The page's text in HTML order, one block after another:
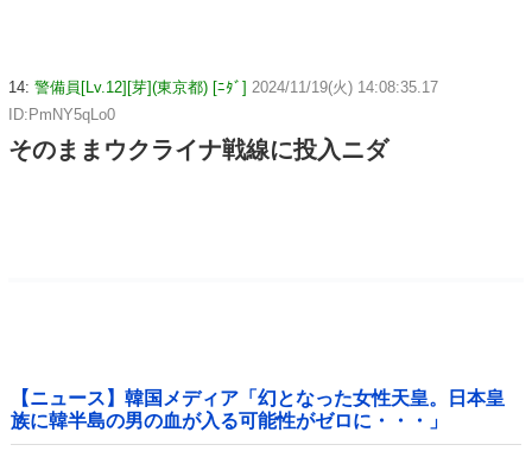
14: 警備員[Lv.12][芽](東京都) [ﾆﾀﾞ] 2024/11/19(火) 14:08:35.17
ID:PmNY5qLo0
そのままウクライナ戦線に投入ニダ
【ニュース】韓国メディア「幻となった女性天皇。日本皇
族に韓半島の男の血が入る可能性がゼロに・・・」